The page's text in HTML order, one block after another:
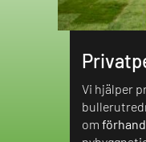
Vi hjälper
om